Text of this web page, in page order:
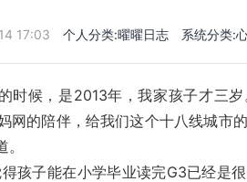
17:03 个人分类:曜曜日志 系统分类:
候，是2013年，我家孩子才三岁
网的陪伴，给我们这个十八线城市
子能在小学毕业读完G3已经是